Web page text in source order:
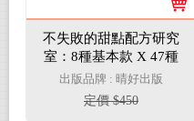
不失敗的甜點配方研究
室：8種基本款 X 47種
變化款 X 17個有趣好玩
的甜點配方實驗，第一
次做甜點就成功
出版品牌 : 晴好出版
定價 $450